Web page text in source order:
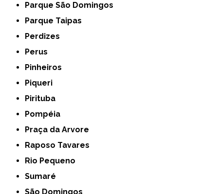
Parque São Domingos
Parque Taipas
Perdizes
Perus
Pinheiros
Piqueri
Pirituba
Pompéia
Praça da Arvore
Raposo Tavares
Rio Pequeno
Sumaré
São Domingos